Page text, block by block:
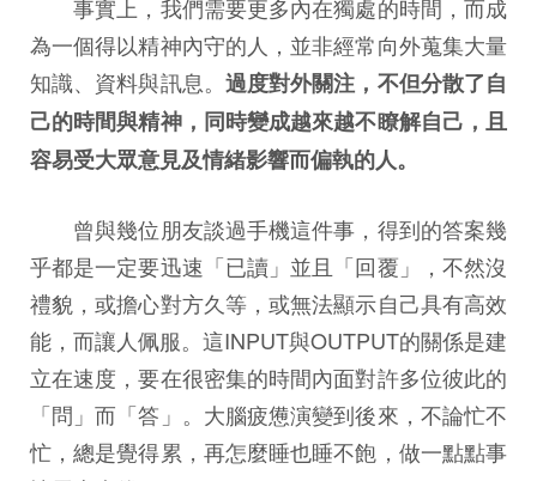
事實上，我們需要更多內在獨處的時間，而成
為一個得以精神內守的人，並非經常向外蒐集大量
知識、資料與訊息。 過度對外關注，不但分散了自
己的時間與精神，同時變成越來越不瞭解自己，且
容易受大眾意見及情緒影響而偏執的人。
曾與幾位朋友談過手機這件事，得到的答案幾
乎都是一定要迅速「已讀」並且「回覆」，不然沒
禮貌，或擔心對方久等，或無法顯示自己具有高效
能，而讓人佩服。這INPUT與OUTPUT的關係是建
立在速度，要在很密集的時間內面對許多位彼此的
「問」而「答」。大腦疲憊演變到後來，不論忙不
忙，總是覺得累，再怎麼睡也睡不飽，做一點點事